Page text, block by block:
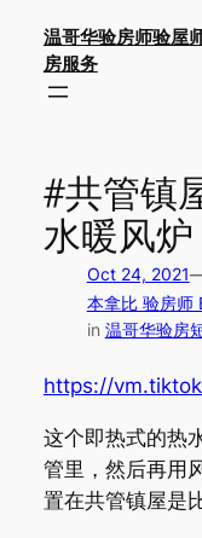
content
温哥华验房师验屋
房服务
#共管镇
水暖风炉
Oct 24, 2021
本拿比 验房
in 温哥华验房
https://
这个即热式的热
管里，然后再用
置在共管镇屋是